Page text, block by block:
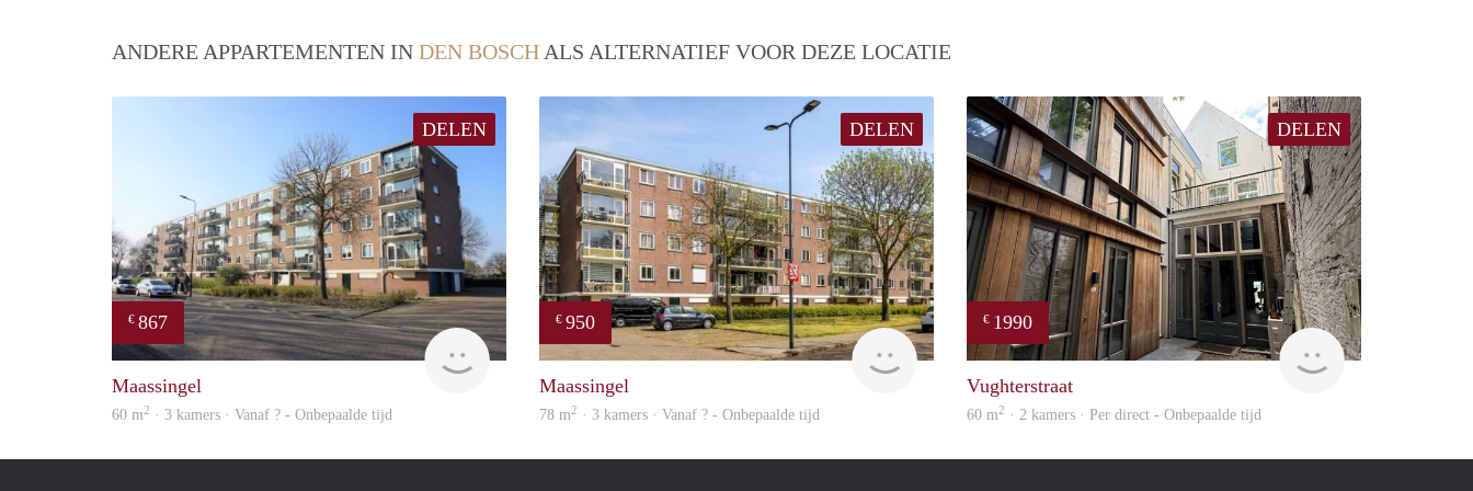
ANDERE APPARTEMENTEN IN DEN BOSCH ALS ALTERNATIEF VOOR DEZE LOCATIE
DELEN
€ 867
finder
Maassingel
60 m2 · 3 kamers · Vanaf ? - Onbepaalde tijd
DELEN
€ 950
finder
Maassingel
78 m2 · 3 kamers · Vanaf ? - Onbepaalde tijd
DELEN
€ 1990
Next
Vughterstraat
60 m2 · 2 kamers · Per direct - Onbepaalde tijd